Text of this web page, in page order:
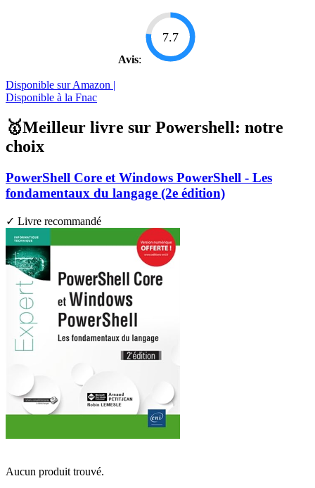
Avis:
7.7
Disponible sur Amazon |
Disponible à la Fnac
🥇Meilleur livre sur Powershell: notre
choix
PowerShell Core et Windows PowerShell - Les
fondamentaux du langage (2e édition)
✓ Livre recommandé
Aucun produit trouvé.